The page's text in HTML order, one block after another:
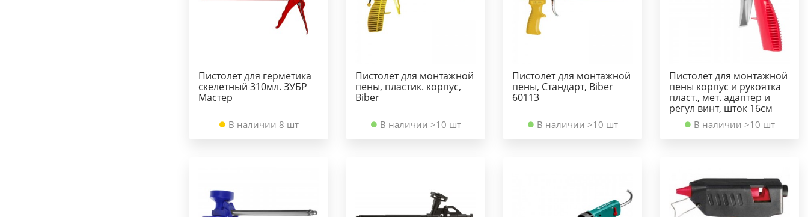
Пистолет для герметика
скелетный 310мл. ЗУБР
Мастер
В наличии 8 шт
Пистолет для монтажной
пены, пластик. корпус,
Biber
В наличии >10 шт
Пистолет для монтажной
пены, Стандарт, Biber
60113
В наличии >10 шт
Пистолет для монтажной
пены корпус и рукоятка
пласт., мет. адаптер и
регул винт, шток 16см
В наличии >10 шт